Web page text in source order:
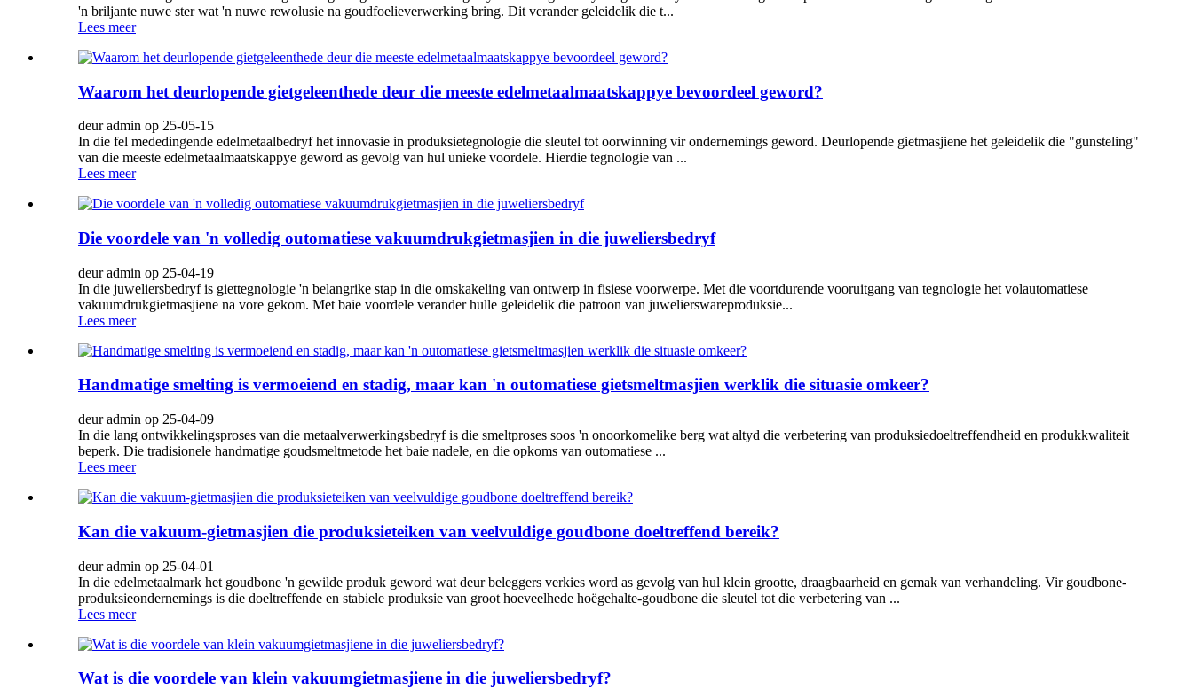
'n briljante nuwe ster wat 'n nuwe rewolusie na goudfoelieverwerking bring. Dit verander geleidelik die t...
Lees meer
Waarom het deurlopende gietgeleenthede deur die meeste edelmetaalmaatskappye bevoordeel geword?
deur admin op 25-05-15
In die fel mededingende edelmetaalbedryf het innovasie in produksietegnologie die sleutel tot oorwinning vir ondernemings geword. Deurlopende gietmasjiene het geleidelik die "gunsteling"
van die meeste edelmetaalmaatskappye geword as gevolg van hul unieke voordele. Hierdie tegnologie van ...
Lees meer
Die voordele van 'n volledig outomatiese vakuumdrukgietmasjien in die juweliersbedryf
deur admin op 25-04-19
In die juweliersbedryf is giettegnologie 'n belangrike stap in die omskakeling van ontwerp in fisiese voorwerpe. Met die voortdurende vooruitgang van tegnologie het volautomatiese
vakuumdrukgietmasjiene na vore gekom. Met baie voordele verander hulle geleidelik die patroon van juwelierswareproduksie...
Lees meer
Handmatige smelting is vermoeiend en stadig, maar kan 'n outomatiese gietsmeltmasjien werklik die situasie omkeer?
deur admin op 25-04-09
In die lang ontwikkelingsproses van die metaalverwerkingsbedryf is die smeltproses soos 'n onoorkomelike berg wat altyd die verbetering van produksiedoeltreffendheid en produkkwaliteit
beperk. Die tradisionele handmatige goudsmeltmetode het baie nadele, en die opkoms van outomatiese ...
Lees meer
Kan die vakuum-gietmasjien die produksieteiken van veelvuldige goudbone doeltreffend bereik?
deur admin op 25-04-01
In die edelmetaalmark het goudbone 'n gewilde produk geword wat deur beleggers verkies word as gevolg van hul klein grootte, draagbaarheid en gemak van verhandeling. Vir goudbone-
produksieondernemings is die doeltreffende en stabiele produksie van groot hoeveelhede hoëgehalte-goudbone die sleutel tot die verbetering van ...
Lees meer
Wat is die voordele van klein vakuumgietmasjiene in die juweliersbedryf?